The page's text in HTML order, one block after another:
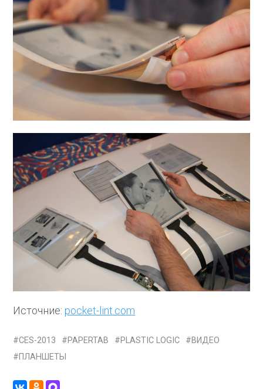
Источние: pocket-lint.com
CES-2013 PAPERTAB PLASTIC LOGIC
ВИДЕО
ПЛАНШЕТЫ